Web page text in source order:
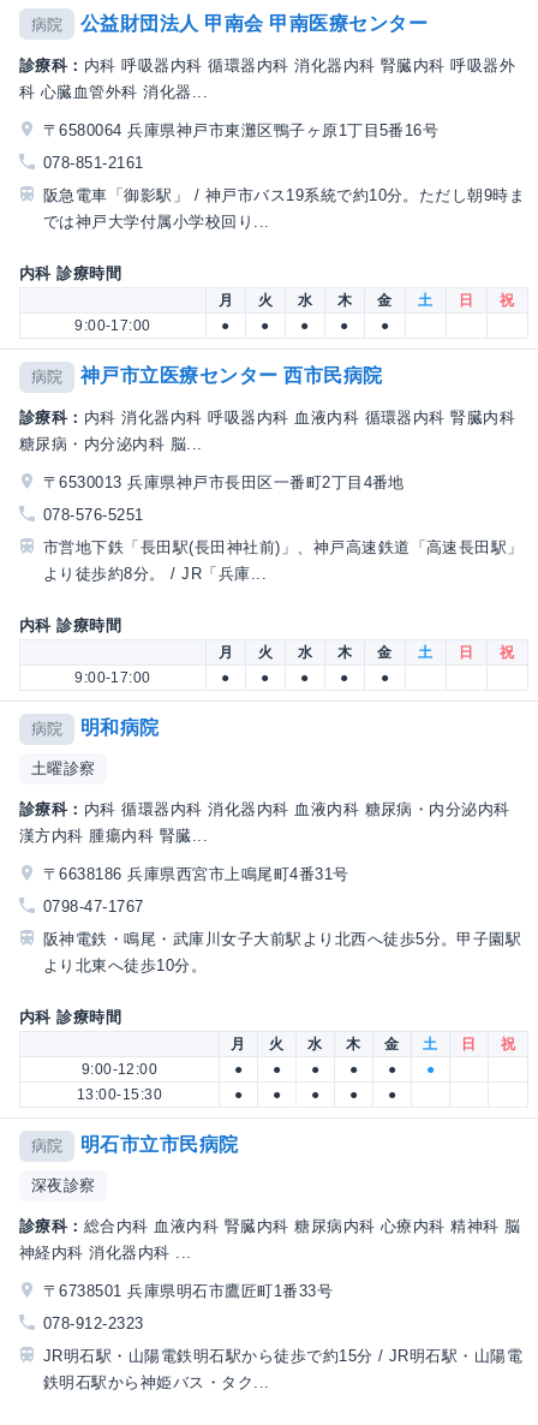
病院 公益財団法人 甲南会 甲南医療センター
診療科： 内科 呼吸器内科 循環器内科 消化器内科 腎臓内科 呼吸器外
科 心臓血管外科 消化器...
〒6580064 兵庫県神戸市東灘区鴨子ヶ原1丁目5番16号
078-851-2161
阪急電車「御影駅」 / 神戸市バス19系統で約10分。ただし朝9時ま
では神戸大学付属小学校回り...
内科 診療時間
月 火 水 木 金 土 日
祝
9:00-17:00
● ● ● ● ●
病院 神戸市立医療センター 西市民病院
診療科： 内科 消化器内科 呼吸器内科 血液内科 循環器内科 腎臓内科
糖尿病・内分泌内科 脳...
〒6530013 兵庫県神戸市長田区一番町2丁目4番地
078-576-5251
市営地下鉄「長田駅(長田神社前)」、神戸高速鉄道「高速長田駅」
より徒歩約8分。 / JR「兵庫...
内科 診療時間
月 火 水 木 金 土 日
祝
9:00-17:00
● ● ● ● ●
病院 明和病院
土曜診察
診療科： 内科 循環器内科 消化器内科 血液内科 糖尿病・内分泌内科
漢方内科 腫瘍内科 腎臓...
〒6638186 兵庫県西宮市上鳴尾町4番31号
0798-47-1767
阪神電鉄・鳴尾・武庫川女子大前駅より北西へ徒歩5分。甲子園駅
より北東へ徒歩10分。
内科 診療時間
月 火 水 木 金 土 日
祝
9:00-12:00
● ● ● ● ●
●
13:00-15:30
● ● ● ● ●
病院 明石市立市民病院
深夜診察
診療科： 総合内科 血液内科 腎臓内科 糖尿病内科 心療内科 精神科 脳
神経内科 消化器内科 ...
〒6738501 兵庫県明石市鷹匠町1番33号
078-912-2323
JR明石駅・山陽電鉄明石駅から徒歩で約15分 / JR明石駅・山陽電
鉄明石駅から神姫バス・タク...